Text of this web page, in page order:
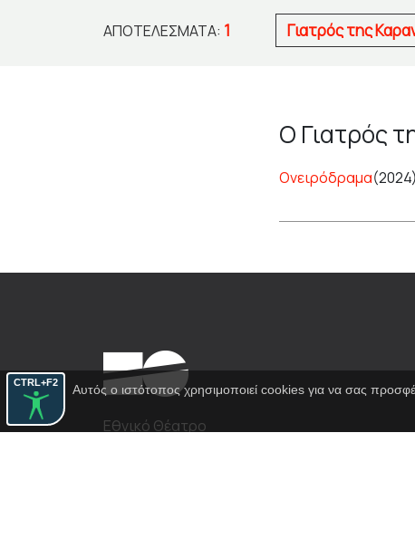
CTRL+F2
ΑΠΟΤΕΛΈΣΜΑΤΑ: 1 Γιατρός της
Ο Γιατρός
Ονειρόδραμα(2024)
Αυτός ο ιστότοπος χρησιμοποιεί cookies για να σας
Εθνικό Θέατρο